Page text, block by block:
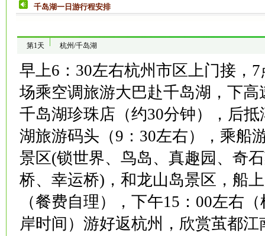
千岛湖一日游行程安排
第1天 杭州/千岛湖
早上6：30左右杭州市区上门接，
场乘空调旅游大巴赴千岛湖，下高
千岛湖珍珠店（约30分钟），后抵
湖旅游码头（9：30左右），乘船
景区(锁世界、鸟岛、真趣园、奇
桥、幸运桥)，和龙山岛景区，船
（餐费自理），下午15：00左右
岸时间）游好返杭州，欣赏茧都江